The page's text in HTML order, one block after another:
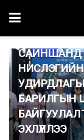
ИНҮТ
САЙНШАНД
БАРИЛГЫН
ЭХЛҮҮЛЛЭЭ